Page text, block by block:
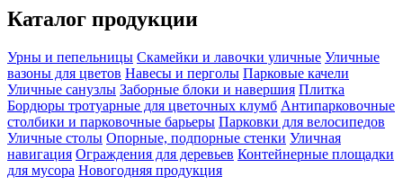
Каталог продукции
Урны и пепельницы Скамейки и лавочки уличные Уличные
вазоны для цветов Навесы и перголы Парковые качели
Уличные санузлы Заборные блоки и навершия Плитка
Бордюры тротуарные для цветочных клумб Антипарковочные
столбики и парковочные барьеры Парковки для велосипедов
Уличные столы Опорные, подпорные стенки Уличная
навигация Ограждения для деревьев Контейнерные площадки
для мусора Новогодняя продукция